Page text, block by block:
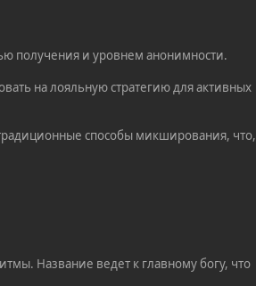
получения и уровнем анонимности.
на лояльную стратегию для активных
способы микширования, что,
Название ведет к главному богу, что